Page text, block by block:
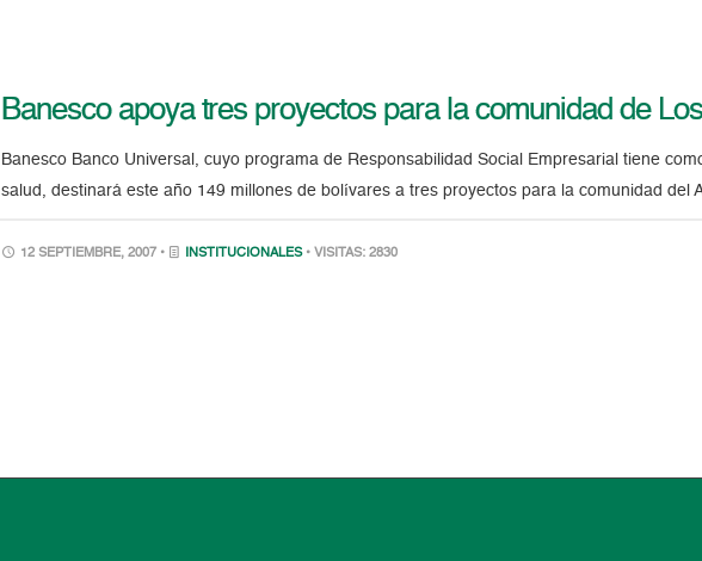
Banesco apoya tres proyectos para la comunidad de
Banesco Banco Universal, cuyo programa de Responsabilidad Social Empresarial tiene
salud, destinará este año 149 millones de bolívares a tres proyectos para la comunidad del
12 SEPTIEMBRE, 2007 • INSTITUCIONALES • VISITAS: 2830